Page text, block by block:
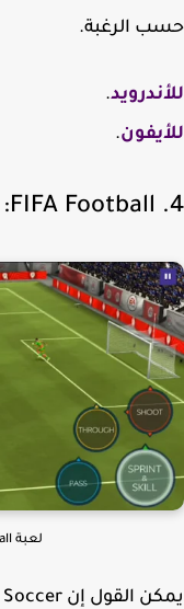
الرغبة.
.
.
لعبة FIFA Football صورة من الداخل